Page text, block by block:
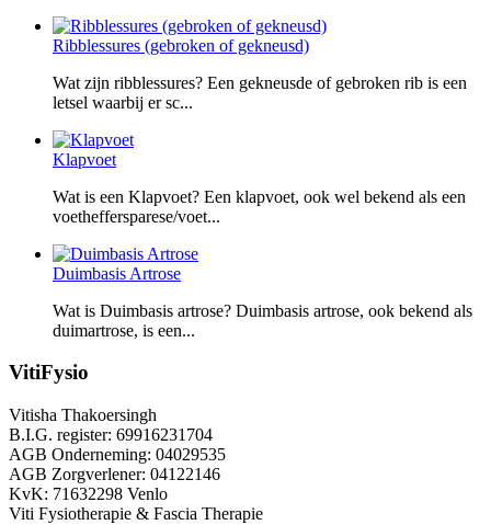
Ribblessures (gebroken of gekneusd)
Wat zijn ribblessures? Een gekneusde of gebroken rib is een
letsel waarbij er sc...
Klapvoet
Wat is een Klapvoet? Een klapvoet, ook wel bekend als een
voetheffersparese/voet...
Duimbasis Artrose
Wat is Duimbasis artrose? Duimbasis artrose, ook bekend als
duimartrose, is een...
VitiFysio
Vitisha Thakoersingh
B.I.G. register: 69916231704
AGB Onderneming: 04029535
AGB Zorgverlener: 04122146
KvK: 71632298 Venlo
Viti Fysiotherapie & Fascia Therapie